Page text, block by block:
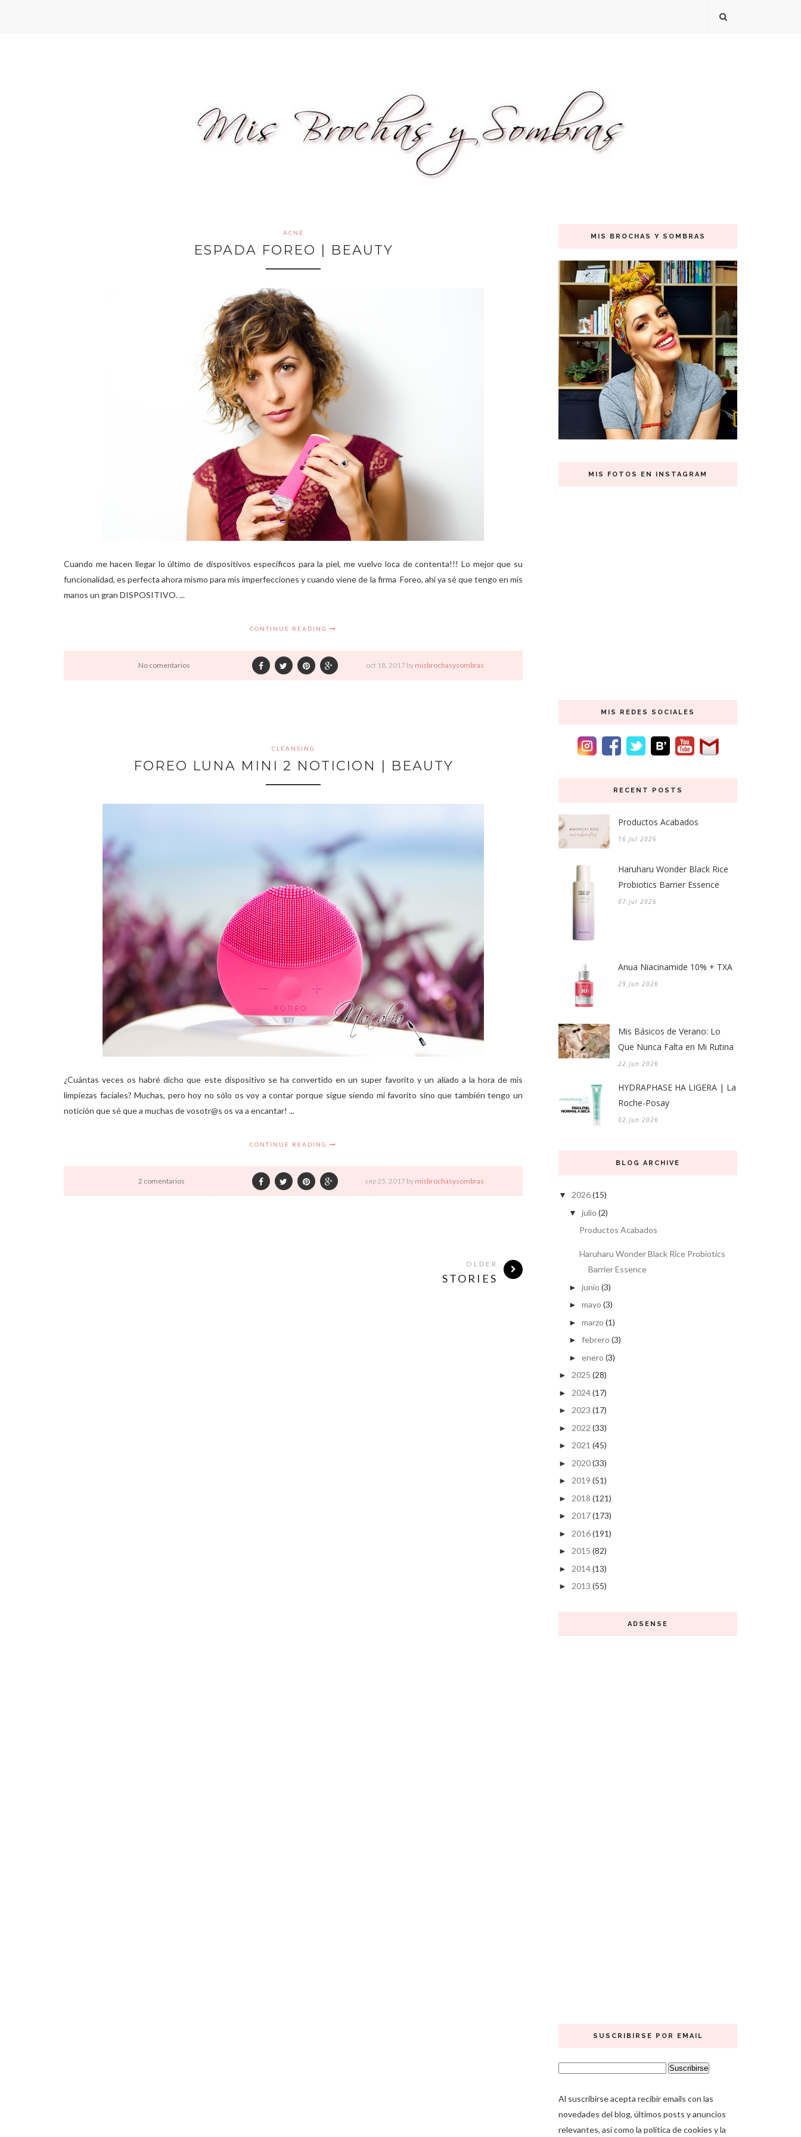
ACNÉ
ESPADA FOREO | BEAUTY
Cuando me hacen llegar lo último de dispositivos específicos para la piel, me vuelvo loca de contenta!!! Lo mejor que su
funcionalidad, es perfecta ahora mismo para mis imperfecciones y cuando viene de la firma Foreo, ahí ya sé que tengo en mis
manos un gran DISPOSITIVO. ...
CONTINUE READING
No comentarios oct 18, 2017 by misbrochasysombras
CLEANSING
FOREO LUNA MINI 2 NOTICION | BEAUTY
¿Cuántas veces os habré dicho que este dispositivo se ha convertido en un super favorito y un aliado a la hora de mis
limpiezas faciales? Muchas, pero hoy no sólo os voy a contar porque sigue siendo mi favorito sino que también tengo un
notición que sé que a muchas de vosotr@s os va a encantar! ...
CONTINUE READING
2 comentarios sep25, 2017 by misbrochasysombras
OLDER
STORIES
MIS BROCHAS Y SOMBRAS
MIS FOTOS EN INSTAGRAM
MIS REDES SOCIALES
RECENT POSTS
Productos Acabados
16 Jul 2026
Haruharu Wonder Black Rice
Probiotics Barrier Essence
07 Jul 2026
Anua Niacinamide 10% + TXA
29 Jun 2026
Mis Básicos de Verano: Lo
Que Nunca Falta en Mi Rutina
22 Jun 2026
HYDRAPHASE HA LIGERA | La
Roche-Posay
02 Jun 2026
BLOG ARCHIVE
▼ 2026(15)
▼ julio (2)
Productos Acabados
Haruharu Wonder Black Rice Probiotics
Barrier Essence
► junio (3)
► mayo (3)
► marzo (1)
► febrero (3)
► enero (3)
► 2025 (28)
► 2024(17)
► 2023 (17)
► 2022 (33)
► 2021 (45)
► 2020(33)
► 2019 (51)
► 2018 (121)
► 2017(173)
► 2016(191)
► 2015 (82)
► 2014(13)
► 2013 (55)
ADSENSE
SUSCRIBIRSE POR EMAIL
Al suscribirse acepta recibir emails con las
novedades del blog, últimos posts y anuncios
relevantes, así como la política de cookies y la